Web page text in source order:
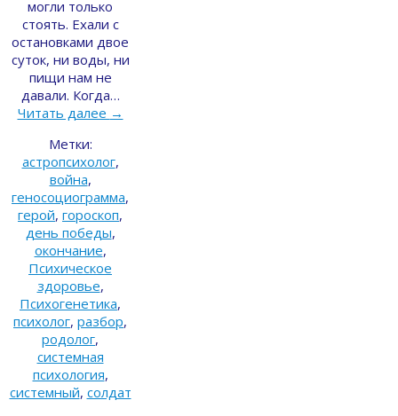
могли только
стоять. Ехали с
остановками двое
суток, ни воды, ни
пищи нам не
давали. Когда…
Читать далее →
Метки:
астропсихолог,
война,
геносоциограмма,
герой, гороскоп,
день победы,
окончание,
Психическое
здоровье,
Психогенетика,
психолог, разбор,
родолог,
системная
психология,
системный, солдат